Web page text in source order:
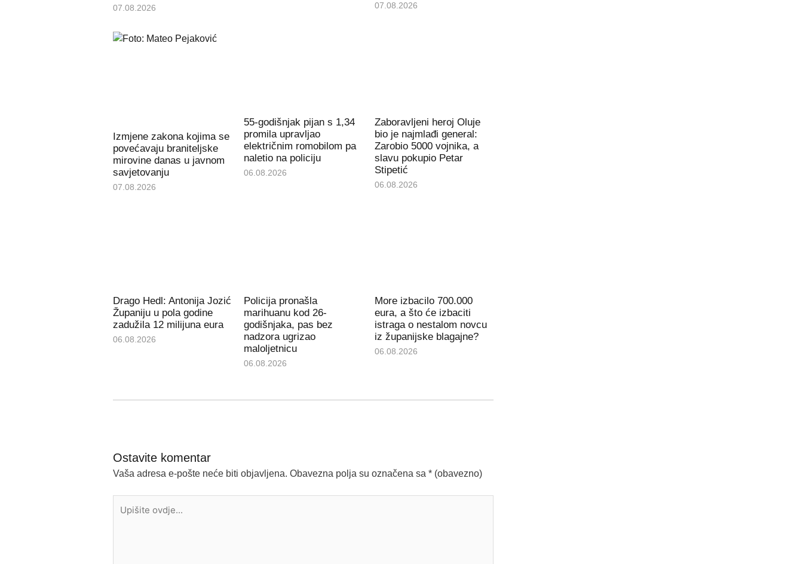
07.08.2026 07.08.2026
Izmjene zakona kojima se
povećavaju braniteljske
mirovine danas u javnom
savjetovanju
07.08.2026
55-godišnjak pijan s 1,34
promila upravljao
električnim romobilom pa
naletio na policiju
06.08.2026
Zaboravljeni heroj Oluje
bio je najmlađi general:
Zarobio 5000 vojnika, a
slavu pokupio Petar
Stipetić
06.08.2026
Drago Hedl: Antonija Jozić
Županiju u pola godine
zadužila 12 milijuna eura
06.08.2026
Policija pronašla
marihuanu kod 26-
godišnjaka, pas bez
nadzora ugrizao
maloljetnicu
06.08.2026
More izbacilo 700.000
eura, a što će izbaciti
istraga o nestalom novcu
iz županijske blagajne?
06.08.2026
Ostavite komentar
Vaša adresa e-pošte neće biti objavljena. Obavezna polja su označena sa * (obavezno)
ovdje...